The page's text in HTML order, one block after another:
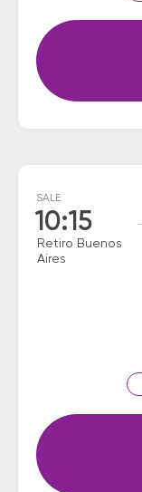
SALE
10:15
Retiro Buenos
Aires